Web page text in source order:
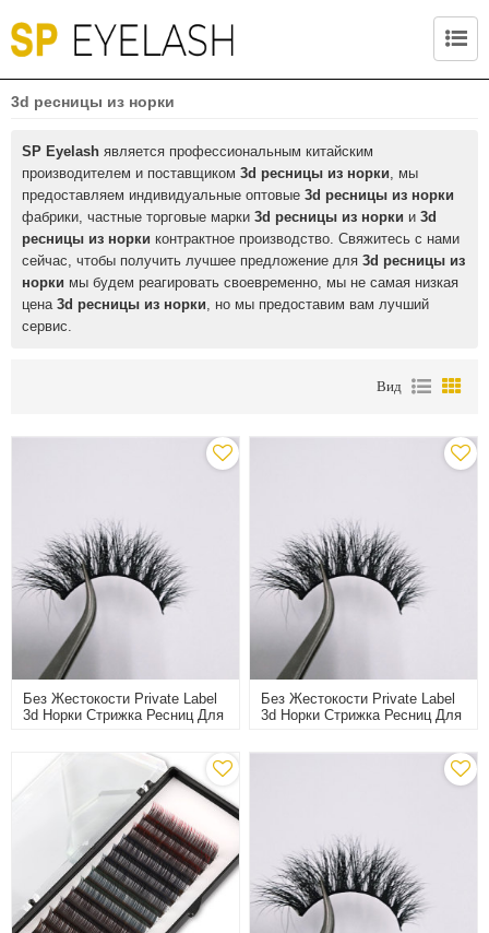
3d ресницы из норки
SP Eyelash является профессиональным китайским
производителем и поставщиком 3d ресницы из норки, мы
предоставляем индивидуальные оптовые 3d ресницы из норки
фабрики, частные торговые марки 3d ресницы из норки и 3d
ресницы из норки контрактное производство. Свяжитесь с нами
сейчас, чтобы получить лучшее предложение для 3d ресницы из
норки мы будем реагировать своевременно, мы не самая низкая
цена 3d ресницы из норки, но мы предоставим вам лучший
сервис.
Вид
Без Жестокости Private Label
3d Норки Стрижка Ресниц Для
Без Жестокости Private Label
3d Норки Стрижка Ресниц Для